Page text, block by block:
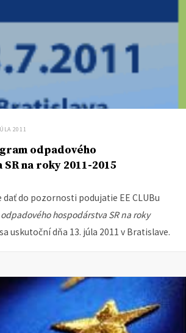
2011
odpadového
na roky 2011-2015
dať do pozornosti podujatie EE CLUBu
hospodárstva SR na roky
uskutoční dňa 13. júla 2011 v Bratislave.